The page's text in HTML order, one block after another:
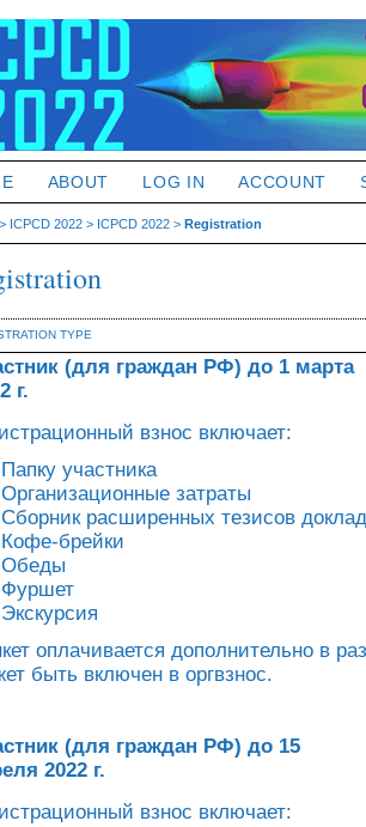
ABOUT LOG IN ACCOUNT
> ICPCD 2022 > ICPCD 2022 > Registration
TYPE
(для граждан РФ) до 1 марта
г.
взнос включает:
Папку участника
Организационные затраты
Сборник расширенных тезисов
Кофе-брейки
Обеды
Фуршет
Экскурсия
оплачивается дополнительно в
быть включен в оргвзнос.
(для граждан РФ) до 15
2022 г.
взнос включает: